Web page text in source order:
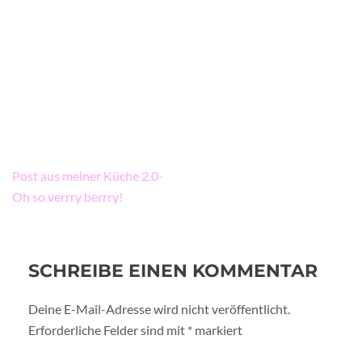
Beitragsnavigation
Post aus meiner Küche 2.0-
Oh so verrry berrry!
SCHREIBE EINEN KOMMENTAR
Deine E-Mail-Adresse wird nicht veröffentlicht.
Erforderliche Felder sind mit * markiert